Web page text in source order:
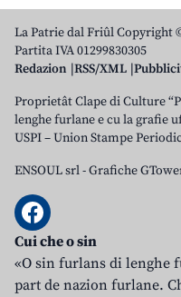
La Patrie dal Friûl Copyright
Partita IVA 01299830305
Redazion RSS/XML
Proprietât Clape di Culture
lenghe furlane e cu la grafie
USPI – Union Stampe
ENSOUL srl-Grafiche
Cui che o sin
«O sin furlans di lenghe
part de nazion furlane.